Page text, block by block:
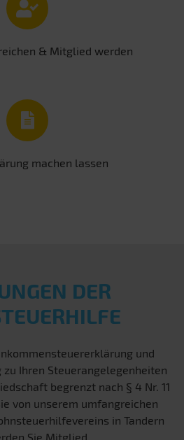
& Mitglied werden
machen lassen
DER
und
Ihren Steuerangelegenheiten
begrenzt nach § 4 Nr. 11
von unserem umfangreichen
in Tandern
Sie Mitglied.